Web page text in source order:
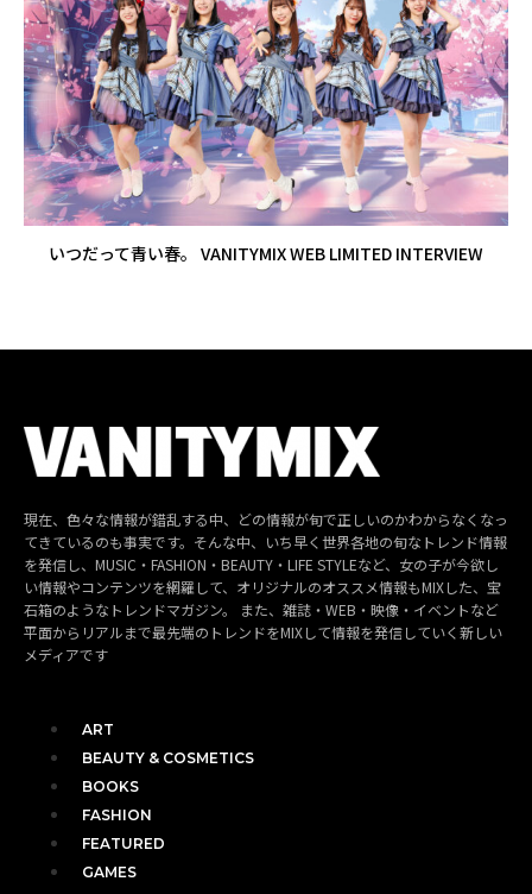
いつだって青い春。 VANITYMIX WEB LIMITED INTERVIEW
現在、色々な情報が錯乱する中、どの情報が旬で正しいのかわからなくなっ
てきているのも事実です。そんな中、いち早く世界各地の旬なトレンド情報
を発信し、MUSIC・FASHION・BEAUTY・LIFE STYLEなど、女の子が今欲し
い情報やコンテンツを網羅して、オリジナルのオススメ情報もMIXした、宝
石箱のようなトレンドマガジン。 また、雑誌・WEB・映像・イベントなど
平面からリアルまで最先端のトレンドをMIXして情報を発信していく新しい
メディアです
ART
BEAUTY & COSMETICS
BOOKS
FASHION
FEATURED
GAMES